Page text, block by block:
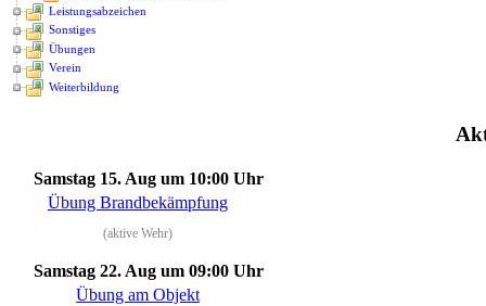
Leistungsabzeichen
Sonstiges
Übungen
Verein
Weiterbildung
Samstag 15. Aug um 10:00 Uhr
Übung Brandbekämpfung
(aktive Wehr)
Samstag 22. Aug um 09:00 Uhr
Übung am Objekt